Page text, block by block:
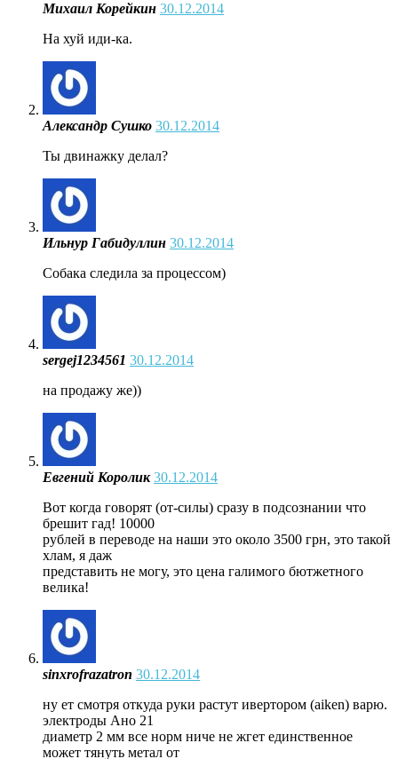
Михаил Корейкин 30.12.2014
На хуй иди-ка.
Александр Сушко 30.12.2014
Ты двинажку делал?
Ильнур Габидуллин 30.12.2014
Собака следила за процессом)
sergej1234561 30.12.2014
на продажу же))
Евгений Королик 30.12.2014
Вот когда говорят (от-силы) сразу в подсознании что
брешит гад! 10000
рублей в переводе на наши это около 3500 грн, это такой
хлам, я даж
представить не могу, это цена галимого бютжетного
велика!
sinxrofrazatron 30.12.2014
ну ет смотря откуда руки растут ивертором (aiken) варю.
электроды Ано 21
диаметр 2 мм все норм ниче не жгет единственное
может тянуть метал от